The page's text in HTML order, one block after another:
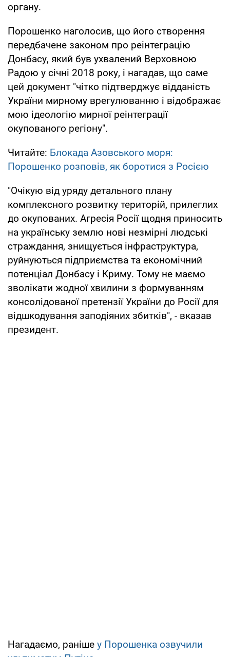
органу.
Порошенко наголосив, що його створення
передбачене законом про реінтеграцію
Донбасу, який був ухвалений Верховною
Радою у січні 2018 року, і нагадав, що саме
цей документ "чітко підтверджує відданість
України мирному врегулюванню і відображає
мою ідеологію мирної реінтеграції
окупованого регіону".
Читайте: Блокада Азовського моря:
Порошенко розповів, як боротися з Росією
"Очікую від уряду детального плану
комплексного розвитку територій, прилеглих
до окупованих. Агресія Росії щодня приносить
на українську землю нові незмірні людські
страждання, знищується інфраструктура,
руйнуються підприємства та економічний
потенціал Донбасу і Криму. Тому не маємо
зволікати жодної хвилини з формуванням
консолідованої претензії України до Росії для
відшкодування заподіяних збитків", - вказав
президент.
Нагадаємо, раніше у Порошенка озвучили